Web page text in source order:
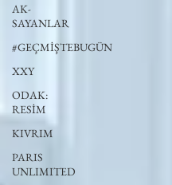
AK-
SAYANLAR
#GEÇMİŞTEBUGÜN
XXY
ODAK:
RESİM
KIVRIM
PARIS
UNLIMITED